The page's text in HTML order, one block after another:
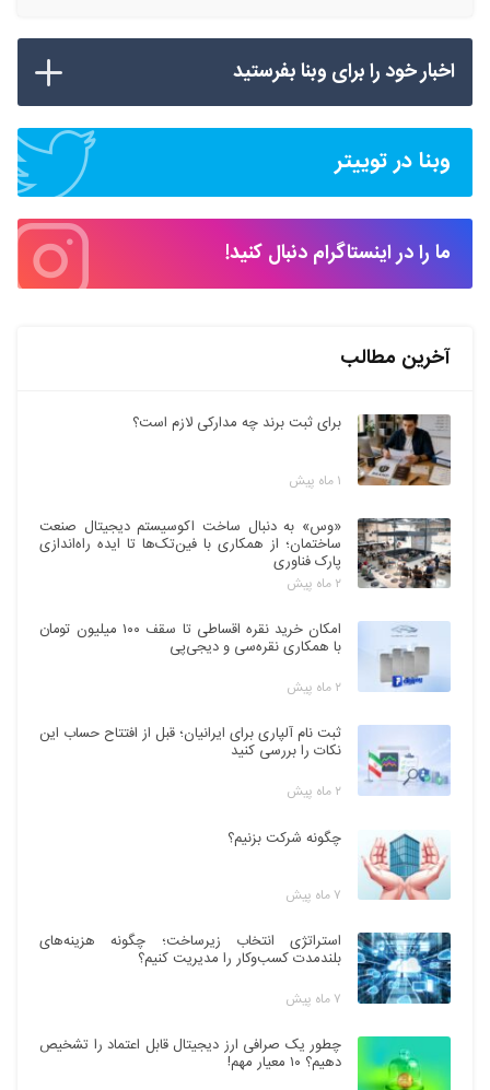
اخبار خود را برای وبنا بفرستید
وبنا در توییتر
ما را در اینستاگرام دنبال کنید!
آخرین مطالب
برای ثبت برند چه مدارکی لازم است؟
۱ ماه پیش
«وس» به دنبال ساخت اکوسیستم دیجیتال صنعت
ساختمان؛ از همکاری با فین‌تک‌ها تا ایده راه‌اندازی
پارک فناوری
۲ ماه پیش
امکان خرید نقره اقساطی تا سقف ۱۰۰ میلیون تومان
با همکاری نقره‌سی و دیجی‌پی
۲ ماه پیش
ثبت نام آلپاری برای ایرانیان؛ قبل از افتتاح حساب این
نکات را بررسی کنید
۲ ماه پیش
چگونه شرکت بزنیم؟
۷ ماه پیش
استراتژی انتخاب زیرساخت؛ چگونه هزینه‌های
بلندمدت کسب‌وکار را مدیریت کنیم؟
۷ ماه پیش
چطور یک صرافی ارز دیجیتال قابل اعتماد را تشخیص
دهیم؟ ۱۰ معیار مهم!